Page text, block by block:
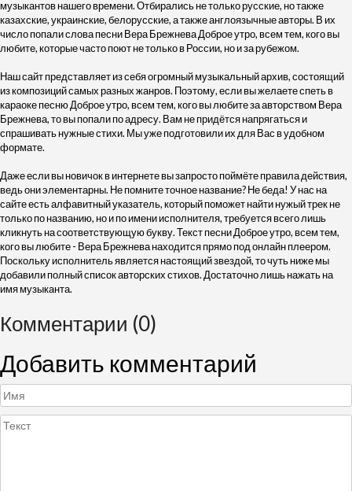
музыкантов нашего времени. Отбирались не только русские, но также
казахские, украинские, белорусские, а также англоязычные авторы. В их
число попали слова песни Вера Брежнева Доброе утро, всем тем, кого вы
любите, которые часто поют не только в России, но и за рубежом.
Наш сайт представляет из себя огромный музыкальный архив, состоящий
из композиций самых разных жанров. Поэтому, если вы желаете спеть в
караоке песню Доброе утро, всем тем, кого вы любите за авторством Вера
Брежнева, то вы попали по адресу. Вам не придётся напрягаться и
спрашивать нужные стихи. Мы уже подготовили их для Вас в удобном
формате.
Даже если вы новичок в интернете вы запросто поймёте правила действия,
ведь они элементарны. Не помните точное название? Не беда! У нас на
сайте есть алфавитный указатель, который поможет найти нужый трек не
только по названию, но и по имени исполнителя, требуется всего лишь
кликнуть на соответствующую букву. Текст песни Доброе утро, всем тем,
кого вы любите - Вера Брежнева находится прямо под онлайн плеером.
Поскольку исполнитель является настоящий звездой, то чуть ниже мы
добавили полный список авторских стихов. Достаточно лишь нажать на
имя музыканта.
Комментарии (0)
Добавить комментарий